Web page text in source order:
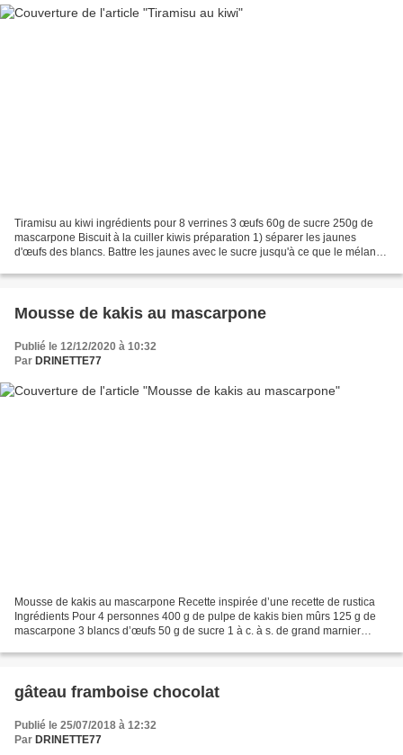
Tiramisu au kiwi ingrédients pour 8 verrines 3 œufs 60g de sucre 250g de
mascarpone Biscuit à la cuiller kiwis préparation 1) séparer les jaunes
d'œufs des blancs. Battre les jaunes avec le sucre jusqu'à ce que le mélange
Mousse de kakis au mascarpone
Publié le 12/12/2020 à 10:32
Par DRINETTE77
Mousse de kakis au mascarpone Recette inspirée d’une recette de rustica
Ingrédients Pour 4 personnes 400 g de pulpe de kakis bien mûrs 125 g de
mascarpone 3 blancs d’œufs 50 g de sucre 1 à c. à s. de grand marnier
gâteau framboise chocolat
Publié le 25/07/2018 à 12:32
Par DRINETTE77